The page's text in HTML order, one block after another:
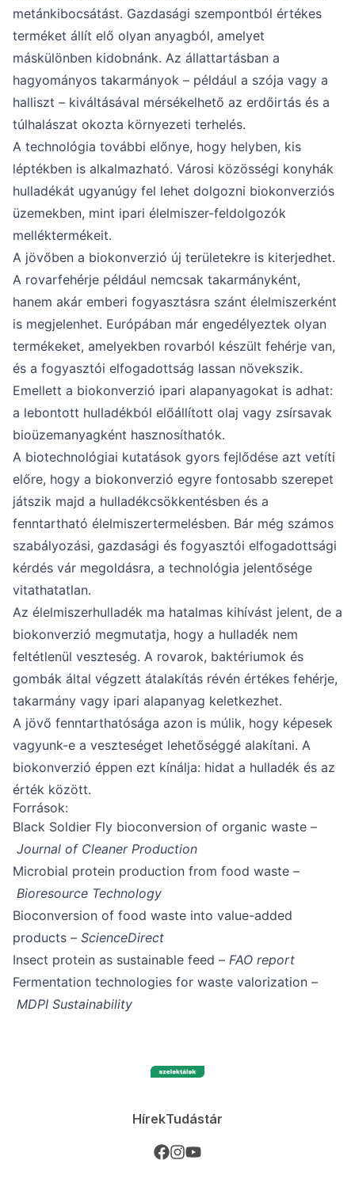
metánkibocsátást. Gazdasági szempontból értékes
terméket állít elő olyan anyagból, amelyet
máskülönben kidobnánk. Az állattartásban a
hagyományos takarmányok – például a szója vagy a
halliszt – kiváltásával mérsékelhető az erdőirtás és a
túlhalászat okozta környezeti terhelés.
A technológia további előnye, hogy helyben, kis
léptékben is alkalmazható. Városi közösségi konyhák
hulladékát ugyanúgy fel lehet dolgozni biokonverziós
üzemekben, mint ipari élelmiszer-feldolgozók
melléktermékeit.
A jövőben a biokonverzió új területekre is kiterjedhet.
A rovarfehérje például nemcsak takarmányként,
hanem akár emberi fogyasztásra szánt élelmiszerként
is megjelenhet. Európában már engedélyeztek olyan
termékeket, amelyekben rovarból készült fehérje van,
és a fogyasztói elfogadottság lassan növekszik.
Emellett a biokonverzió ipari alapanyagokat is adhat:
a lebontott hulladékból előállított olaj vagy zsírsavak
bioüzemanyagként hasznosíthatók.
A biotechnológiai kutatások gyors fejlődése azt vetíti
előre, hogy a biokonverzió egyre fontosabb szerepet
játszik majd a hulladékcsökkentésben és a
fenntartható élelmiszertermelésben. Bár még számos
szabályozási, gazdasági és fogyasztói elfogadottsági
kérdés vár megoldásra, a technológia jelentősége
vitathatatlan.
Az élelmiszerhulladék ma hatalmas kihívást jelent, de a
biokonverzió megmutatja, hogy a hulladék nem
feltétlenül veszteség. A rovarok, baktériumok és
gombák által végzett átalakítás révén értékes fehérje,
takarmány vagy ipari alapanyag keletkezhet.
A jövő fenntarthatósága azon is múlik, hogy képesek
vagyunk-e a veszteséget lehetőséggé alakítani. A
biokonverzió éppen ezt kínálja: hidat a hulladék és az
érték között.
Források:
Black Soldier Fly bioconversion of organic waste –
Journal of Cleaner Production
Microbial protein production from food waste –
Bioresource Technology
Bioconversion of food waste into value-added
products – ScienceDirect
Insect protein as sustainable feed – FAO report
Fermentation technologies for waste valorization –
MDPI Sustainability
HírekTudástár